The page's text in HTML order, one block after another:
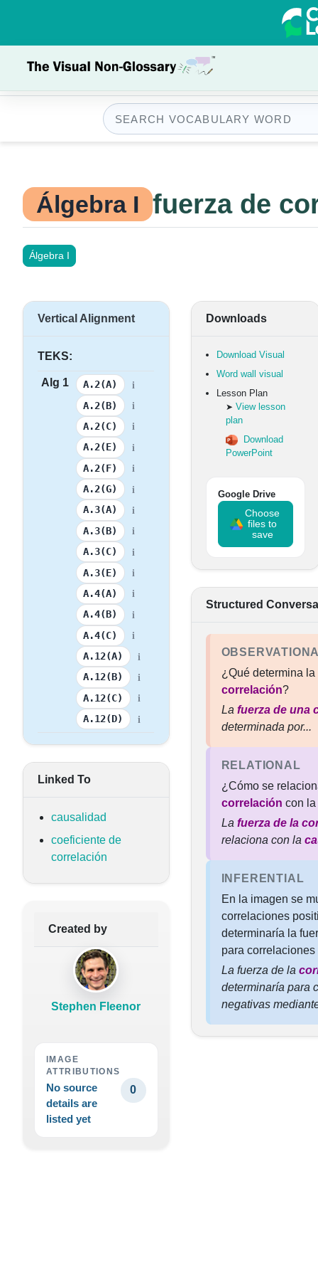
Álgebra I fuerza de
Álgebra I
Vertical Alignment
TEKS:
Alg 1 A.2(A) i
A.2(B) i
A.2(C) i
A.2(E) i
A.2(F) i
A.2(G) i
A.3(A) i
A.3(B) i
A.3(C) i
A.3(E) i
A.4(A) i
A.4(B) i
A.4(C) i
A.12(A) i
A.12(B) i
A.12(C) i
A.12(D) i
Linked To
causalidad
coeficiente de
correlación
Created by
Stephen Fleenor
IMAGE
ATTRIBUTIONS
No source
details are
listed yet
0
Downloads
Download Visual
Word wall visual
Lesson Plan
➤ View lesson
plan
Download
PowerPoint
Google Drive
Choose
files to
save
Structured
¿Qué determina la
correlación?
La fuerza de una
determinada por...
RELATIONAL
¿Cómo se
correlación con la
La fuerza de la
relaciona con la
INFERENTIAL
En la imagen se
correlaciones
determinaría la
para
La fuerza de la
determinaría para
negativas